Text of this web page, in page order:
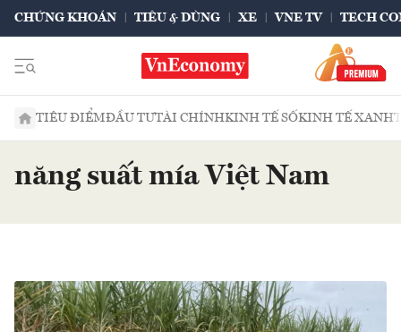
CHỨNG KHOÁN TIÊU & DÙNG XE VNE TV TECH
TIÊU ĐIỂMĐẦU TƯTÀI CHÍNHKINH TẾ SỐKINH TẾ XANH
năng suất mía Việt Nam